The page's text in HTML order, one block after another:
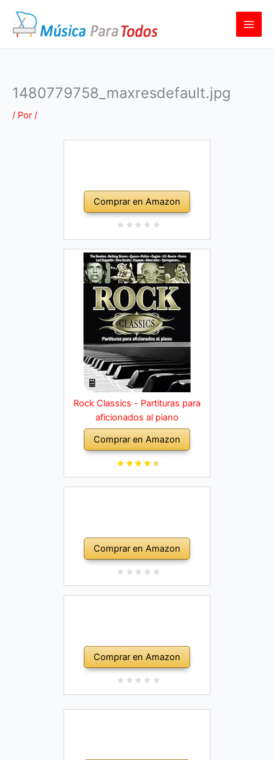
contenido
1480779758_maxresdefault.jpg
/ Por /
Comprar en Amazon
Rock Classics - Partituras para
aficionados al piano
Comprar en Amazon
Comprar en Amazon
Comprar en Amazon